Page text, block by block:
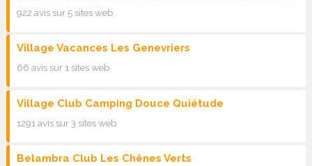
922 avis sur 5 sites web
Village Vacances Les Genevriers
66 avis sur 1 sites web
Village Club Camping Douce Quiétude
1291 avis sur 3 sites web
Belambra Club Les Chênes Verts